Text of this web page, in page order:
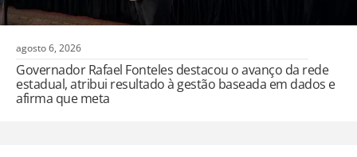
agosto 6, 2026
Governador Rafael Fonteles destacou o avanço da rede
estadual, atribui resultado à gestão baseada em dados e
afirma que meta